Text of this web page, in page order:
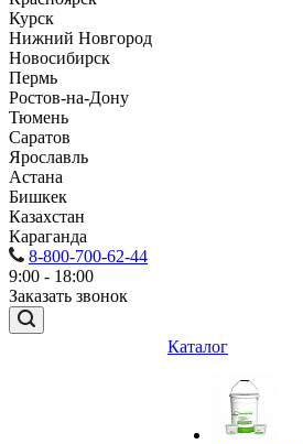
Курск
Нижний Новгород
Новосибирск
Пермь
Ростов-на-Дону
Тюмень
Саратов
Ярославль
Астана
Бишкек
Казахстан
Караганда
8-800-700-62-44
9:00 - 18:00
Заказать звонок
Каталог